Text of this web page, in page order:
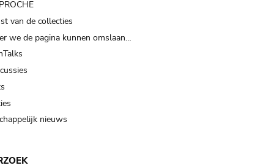
van de collecties
we de pagina kunnen omslaan…
nieuws